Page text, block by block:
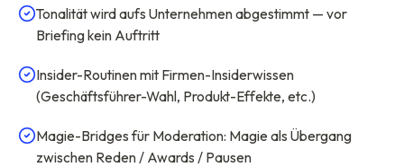
Tonalität wird aufs Unternehmen abgestimmt — vor
Briefing kein Auftritt
Insider-Routinen mit Firmen-Insiderwissen
(Geschäftsführer-Wahl, Produkt-Effekte, etc.)
Magie-Bridges für Moderation: Magie als Übergang
zwischen Reden / Awards / Pausen